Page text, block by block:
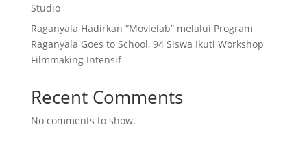
Studio
Raganyala Hadirkan “Movielab” melalui Program
Raganyala Goes to School, 94 Siswa Ikuti Workshop
Filmmaking Intensif
Recent Comments
No comments to show.